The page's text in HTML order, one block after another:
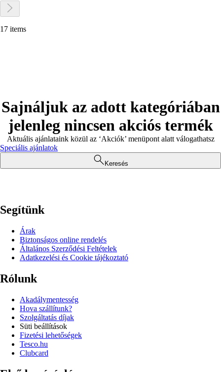
17 items
Sajnáljuk az adott kategóriában
jelenleg nincsen akciós termék
Aktuális ajánlataink közül az ‘Akciók’ menüpont alatt válogathatsz
Speciális ajánlatok
Keresés
Segítünk
Árak
Biztonságos online rendelés
Általános Szerződési Feltételek
Adatkezelési és Cookie tájékoztató
Rólunk
Akadálymentesség
Hova szállítunk?
Szolgáltatás díjak
Süti beállítások
Fizetési lehetőségek
Tesco.hu
Clubcard